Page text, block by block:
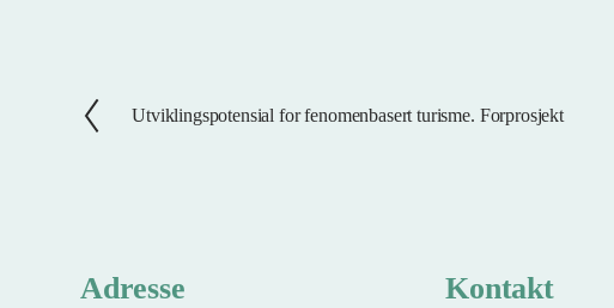
F
Utviklingspotensial for fenomenbasert turisme. Forprosjekt
Adresse Kontakt